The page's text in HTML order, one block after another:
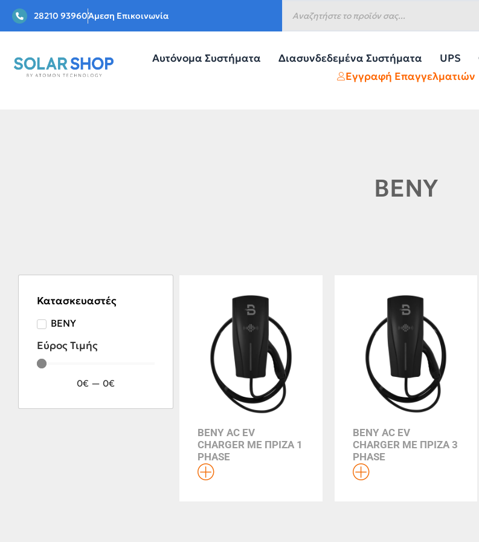
28210 93960Άμεση Επικοινωνία
Αυτόνομα Συστήματα Διασυνδεδεμένα Συστήματα UPS
Εγγραφή Επαγγελματιών
BENY
Κατασκευαστές
BENY
Εύρος Τιμής
0€ — 0€
BENY AC EV
CHARGER ΜΕ ΠΡΙΖΑ 1
PHASE
BENY AC EV
CHARGER ΜΕ ΠΡΙΖΑ 3
PHASE